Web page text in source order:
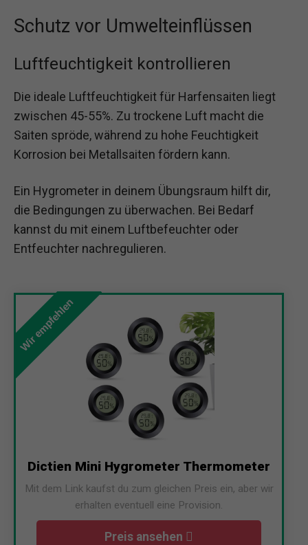
Schutz vor Umwelteinflüssen
Luftfeuchtigkeit kontrollieren
Die ideale Luftfeuchtigkeit für Harfensaiten liegt
zwischen 45-55%. Zu trockene Luft macht die
Saiten spröde, während zu hohe Feuchtigkeit
Korrosion bei Metallsaiten fördern kann.
Ein Hygrometer in deinem Übungsraum hilft dir,
die Bedingungen zu überwachen. Bei Bedarf
kannst du mit einem Luftbefeuchter oder
Entfeuchter nachregulieren.
Wir empfehlen
Dictien Mini Hygrometer Thermometer
Mit dem Link kaufst du zum gleichen Preis ein, aber wir
erhalten eventuell eine Provision.
Preis ansehen